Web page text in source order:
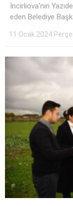
İncirliova’nın
eden Belediye
11 Ocak 2024